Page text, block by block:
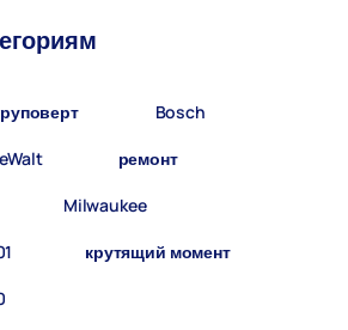
Bosch
ремонт
Milwaukee
крутящий момент